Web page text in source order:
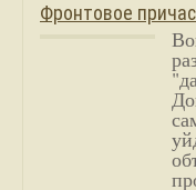
Фронтовое